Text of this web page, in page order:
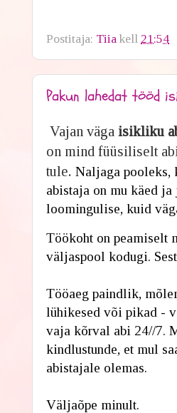
Postitaja: Tiia kell 21:54
Pakun lahedat tööd
Vajan väga isikliku
on mind füüsiliselt
tule. Naljaga
abistaja on mu käed
loomingulise, kuid
Töökoht on peamiselt
väljaspool kodugi.
Tööaeg paindlik,
lühikesed või pikad -
vaja kõrval abi 24//7.
kindlustunde, et mul
abistajale olemas.
Väljaõpe minult.